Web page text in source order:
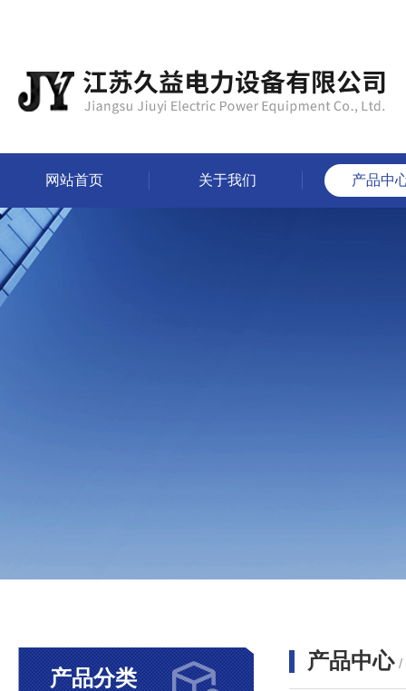
网站首页 关于我们 产品中
产品分类
产品中心 /